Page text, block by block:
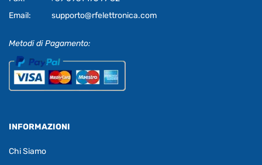
Email:
supporto@rfelettronica.com
Metodi di Pagamento:
INFORMAZIONI
Chi Siamo